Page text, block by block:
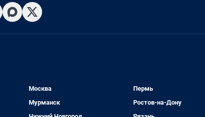
Москва
Мурманск
Пермь
Ростов-на-Дону